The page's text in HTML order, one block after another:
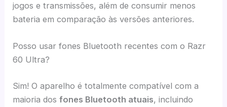
jogos e transmissões, além de consumir menos
bateria em comparação às versões anteriores.
Posso usar fones Bluetooth recentes com o Razr
60 Ultra?
Sim! O aparelho é totalmente compatível com a
maioria dosfones Bluetooth atuais, incluindo